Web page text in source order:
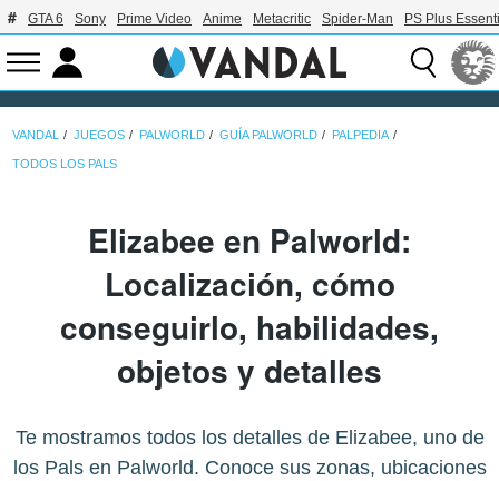
GTA 6 Sony Prime Video Anime Metacritic Spider-Man PS Plus
VANDAL JUEGOS PALWORLD GUÍA PALWORLD PALPEDIA
TODOS LOS PALS
Elizabee en Palworld:
Localización, cómo
conseguirlo, habilidades,
objetos y detalles
Te mostramos todos los detalles de Elizabee, uno de
los Pals en Palworld. Conoce sus zonas, ubicaciones